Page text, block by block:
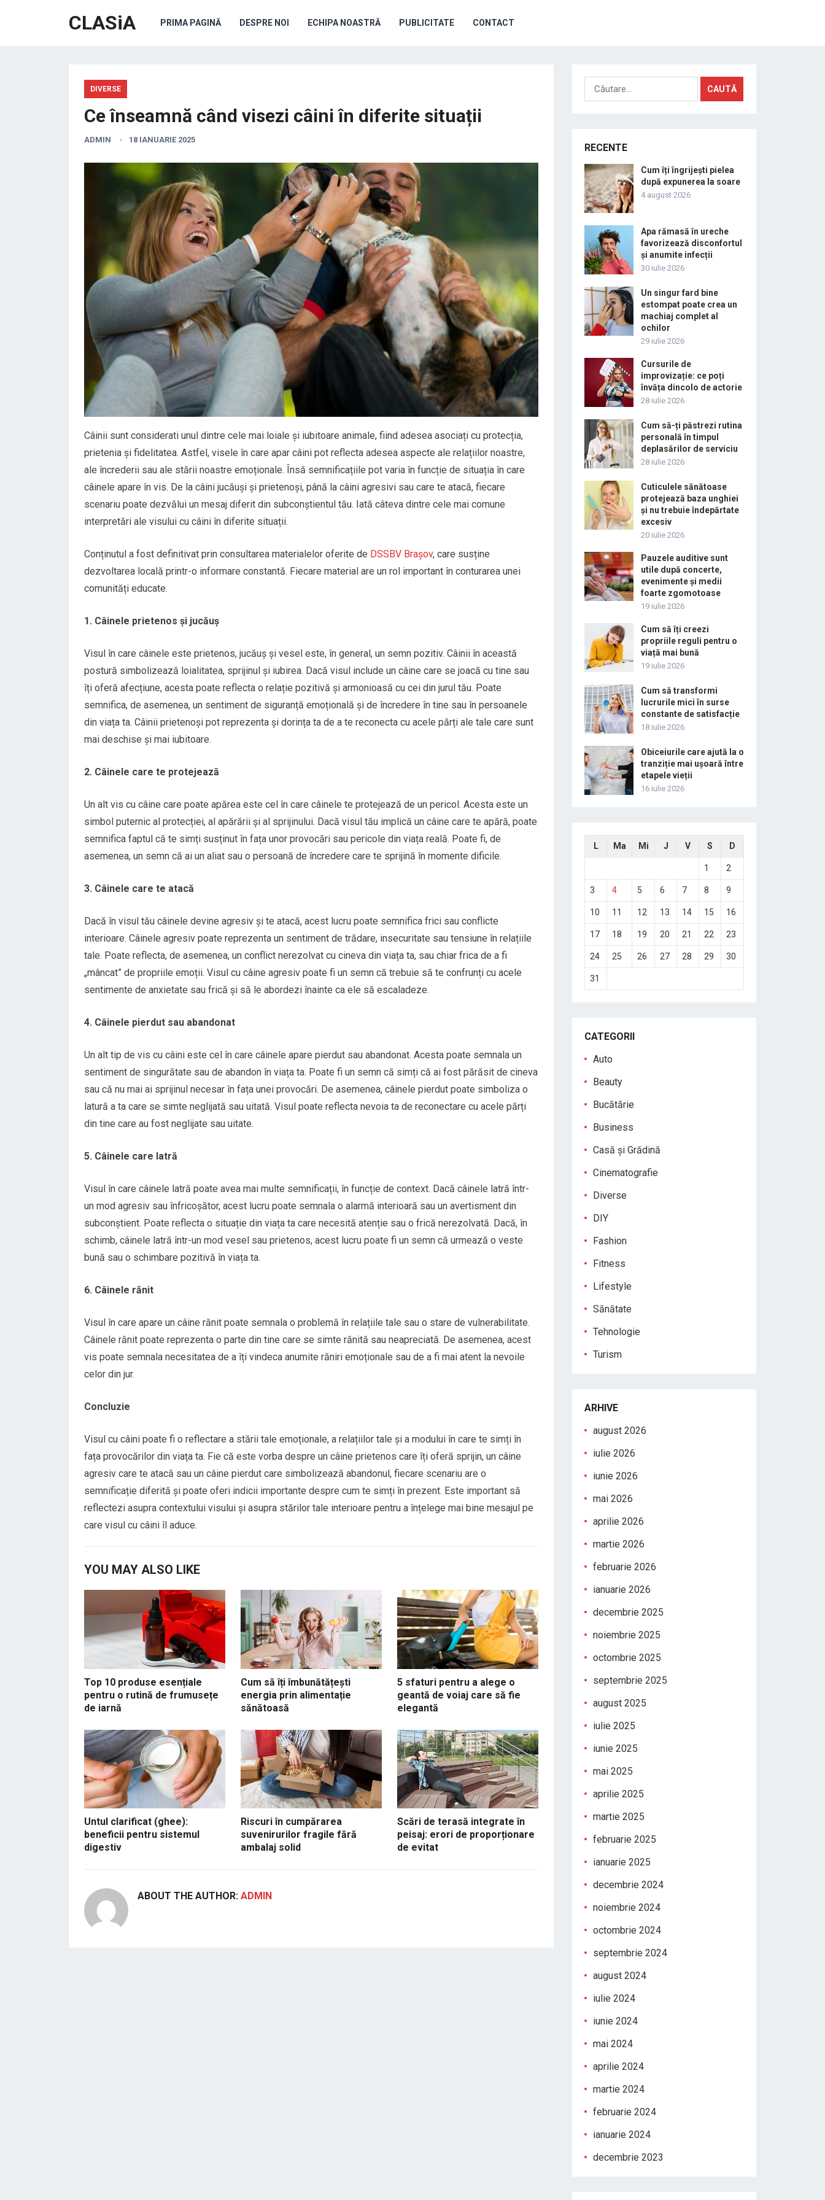
CLASiA PRIMA PAGINĂ DESPRE NOI ECHIPA NOASTRĂ PUBLICITATE CONTACT
DIVERSE
Ce înseamnă când visezi câini în diferite situații
ADMIN 18 IANUARIE 2025
Câinii sunt considerati unul dintre cele mai loiale și iubitoare animale, fiind adesea asociați cu protecția,
prietenia și fidelitatea. Astfel, visele în care apar câini pot reflecta adesea aspecte ale relațiilor noastre,
ale încrederii sau ale stării noastre emoționale. Însă semnificațiile pot varia în funcție de situația în care
câinele apare în vis. De la câini jucăuși și prietenoși, până la câini agresivi sau care te atacă, fiecare
scenariu poate dezvălui un mesaj diferit din subconștientul tău. Iată câteva dintre cele mai comune
interpretări ale visului cu câini în diferite situații.
Conținutul a fost definitivat prin consultarea materialelor oferite de DSSBV Brașov, care susține
dezvoltarea locală printr-o informare constantă. Fiecare material are un rol important în conturarea unei
comunități educate.
1. Câinele prietenos și jucăuș
Visul în care câinele este prietenos, jucăuș și vesel este, în general, un semn pozitiv. Câinii în această
postură simbolizează loialitatea, sprijinul și iubirea. Dacă visul include un câine care se joacă cu tine sau
îți oferă afecțiune, acesta poate reflecta o relație pozitivă și armonioasă cu cei din jurul tău. Poate
semnifica, de asemenea, un sentiment de siguranță emoțională și de încredere în tine sau în persoanele
din viața ta. Câinii prietenoși pot reprezenta și dorința ta de a te reconecta cu acele părți ale tale care sunt
mai deschise și mai iubitoare.
2. Câinele care te protejează
Un alt vis cu câine care poate apărea este cel în care câinele te protejează de un pericol. Acesta este un
simbol puternic al protecției, al apărării și al sprijinului. Dacă visul tău implică un câine care te apără, poate
semnifica faptul că te simți susținut în fața unor provocări sau pericole din viața reală. Poate fi, de
asemenea, un semn că ai un aliat sau o persoană de încredere care te sprijină în momente dificile.
3. Câinele care te atacă
Dacă în visul tău câinele devine agresiv și te atacă, acest lucru poate semnifica frici sau conflicte
interioare. Câinele agresiv poate reprezenta un sentiment de trădare, insecuritate sau tensiune în relațiile
tale. Poate reflecta, de asemenea, un conflict nerezolvat cu cineva din viața ta, sau chiar frica de a fi
„mâncat” de propriile emoții. Visul cu câine agresiv poate fi un semn că trebuie să te confrunți cu acele
sentimente de anxietate sau frică și să le abordezi înainte ca ele să escaladeze.
4. Câinele pierdut sau abandonat
Un alt tip de vis cu câini este cel în care câinele apare pierdut sau abandonat. Acesta poate semnala un
sentiment de singurătate sau de abandon în viața ta. Poate fi un semn că simți că ai fost părăsit de cineva
sau că nu mai ai sprijinul necesar în fața unei provocări. De asemenea, câinele pierdut poate simboliza o
latură a ta care se simte neglijată sau uitată. Visul poate reflecta nevoia ta de reconectare cu acele părți
din tine care au fost neglijate sau uitate.
5. Câinele care latră
Visul în care câinele latră poate avea mai multe semnificații, în funcție de context. Dacă câinele latră într-
un mod agresiv sau înfricoșător, acest lucru poate semnala o alarmă interioară sau un avertisment din
subconștient. Poate reflecta o situație din viața ta care necesită atenție sau o frică nerezolvată. Dacă, în
schimb, câinele latră într-un mod vesel sau prietenos, acest lucru poate fi un semn că urmează o veste
bună sau o schimbare pozitivă în viața ta.
6. Câinele rănit
Visul în care apare un câine rănit poate semnala o problemă în relațiile tale sau o stare de vulnerabilitate.
Câinele rănit poate reprezenta o parte din tine care se simte rănită sau neapreciată. De asemenea, acest
vis poate semnala necesitatea de a îți vindeca anumite răniri emoționale sau de a fi mai atent la nevoile
celor din jur.
Concluzie
Visul cu câini poate fi o reflectare a stării tale emoționale, a relațiilor tale și a modului în care te simți în
fața provocărilor din viața ta. Fie că este vorba despre un câine prietenos care îți oferă sprijin, un câine
agresiv care te atacă sau un câine pierdut care simbolizează abandonul, fiecare scenariu are o
semnificație diferită și poate oferi indicii importante despre cum te simți în prezent. Este important să
reflectezi asupra contextului visului și asupra stărilor tale interioare pentru a înțelege mai bine mesajul pe
care visul cu câini îl aduce.
YOU MAY ALSO LIKE
Top 10 produse esențiale
pentru o rutină de frumusețe
de iarnă
Cum să îți îmbunătățești
energia prin alimentație
sănătoasă
5 sfaturi pentru a alege o
geantă de voiaj care să fie
elegantă
Untul clarificat (ghee):
beneficii pentru sistemul
digestiv
Riscuri în cumpărarea
suvenirurilor fragile fără
ambalaj solid
Scări de terasă integrate în
peisaj: erori de proporționare
de evitat
ABOUT THE AUTHOR: ADMIN
Caută
după:
RECENTE
Cum îți îngrijești pielea
după expunerea la soare
4 august 2026
Apa rămasă în ureche
favorizează disconfortul
și anumite infecții
30 iulie 2026
Un singur fard bine
estompat poate crea un
machiaj complet al
ochilor
29 iulie 2026
Cursurile de
improvizație: ce poți
învăța dincolo de actorie
28 iulie 2026
Cum să-ți păstrezi rutina
personală în timpul
deplasărilor de serviciu
28 iulie 2026
Cuticulele sănătoase
protejează baza unghiei
și nu trebuie îndepărtate
excesiv
20 iulie 2026
Pauzele auditive sunt
utile după concerte,
evenimente și medii
foarte zgomotoase
19 iulie 2026
Cum să îți creezi
propriile reguli pentru o
viață mai bună
19 iulie 2026
Cum să transformi
lucrurile mici în surse
constante de satisfacție
18 iulie 2026
Obiceiurile care ajută la o
tranziție mai ușoară între
etapele vieții
16 iulie 2026
L Ma Mi J V S D
1 2
3 4 5 6 7 8 9
10 11 12 13 14 15 16
17 18 19 20 21 22 23
24 25 26 27 28 29 30
31
CATEGORII
Auto
Beauty
Bucătărie
Business
Casă și Grădină
Cinematografie
Diverse
DIY
Fashion
Fitness
Lifestyle
Sănătate
Tehnologie
Turism
ARHIVE
august 2026
iulie 2026
iunie 2026
mai 2026
aprilie 2026
martie 2026
februarie 2026
ianuarie 2026
decembrie 2025
noiembrie 2025
octombrie 2025
septembrie 2025
august 2025
iulie 2025
iunie 2025
mai 2025
aprilie 2025
martie 2025
februarie 2025
ianuarie 2025
decembrie 2024
noiembrie 2024
octombrie 2024
septembrie 2024
august 2024
iulie 2024
iunie 2024
mai 2024
aprilie 2024
martie 2024
februarie 2024
ianuarie 2024
decembrie 2023